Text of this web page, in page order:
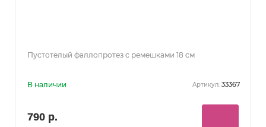
Пустотелый фаллопротез с ремешками 18 см
В наличии Артикул: 33367
790 р.